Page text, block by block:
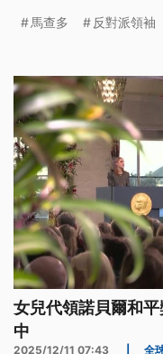
的那一刻，支持者
馬查多 反對派領袖
女兒代領諾貝爾和
中
2025/12/11 07:43 全